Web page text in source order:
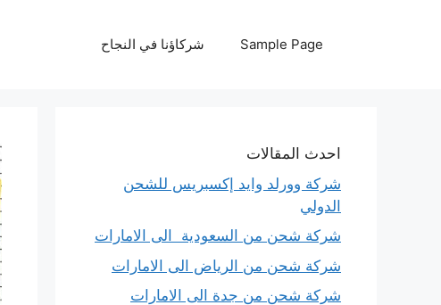
Sample Page شركاؤنا في النجاح
احدث المقالات
شركة وورلد وايد إكسبريس للشحن
الدولي
شركة شحن من السعودية الى الامارات
شركة شحن من الرياض الى الامارات
شركة شحن من جدة الى الامارات